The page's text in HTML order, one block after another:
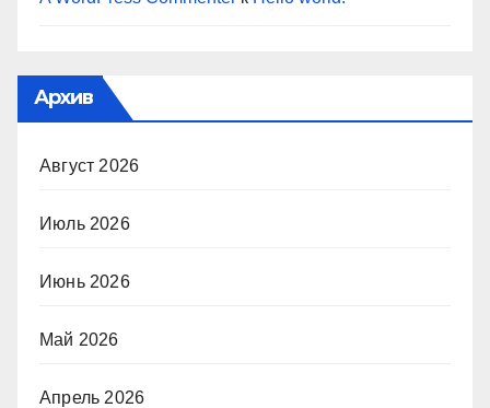
Архив
Август 2026
Июль 2026
Июнь 2026
Май 2026
Апрель 2026